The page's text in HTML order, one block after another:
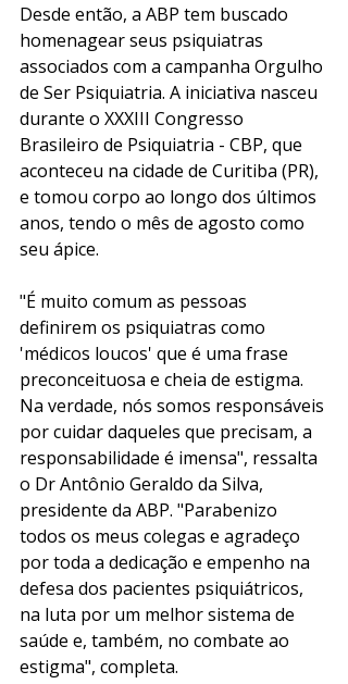
Desde então, a ABP tem buscado
homenagear seus psiquiatras
associados com a campanha Orgulho
de Ser Psiquiatria. A iniciativa nasceu
durante o XXXIII Congresso
Brasileiro de Psiquiatria - CBP, que
aconteceu na cidade de Curitiba (PR),
e tomou corpo ao longo dos últimos
anos, tendo o mês de agosto como
seu ápice.
"É muito comum as pessoas
definirem os psiquiatras como
'médicos loucos' que é uma frase
preconceituosa e cheia de estigma.
Na verdade, nós somos responsáveis
por cuidar daqueles que precisam, a
responsabilidade é imensa", ressalta
o Dr Antônio Geraldo da Silva,
presidente da ABP. "Parabenizo
todos os meus colegas e agradeço
por toda a dedicação e empenho na
defesa dos pacientes psiquiátricos,
na luta por um melhor sistema de
saúde e, também, no combate ao
estigma", completa.